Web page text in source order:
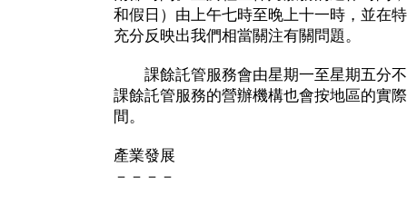
和假日）由上午七時至晚上十一時，並在
充分反映出我們相當關注有關問題。
課餘託管服務會由星期一至星期五分不
課餘託管服務的營辦機構也會按地區的實
間。
產業發展
－－－－